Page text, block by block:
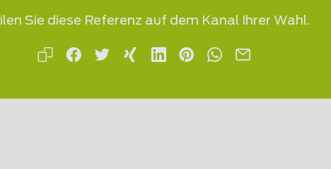
Sie diese Referenz auf dem Kanal Ihrer Wahl.